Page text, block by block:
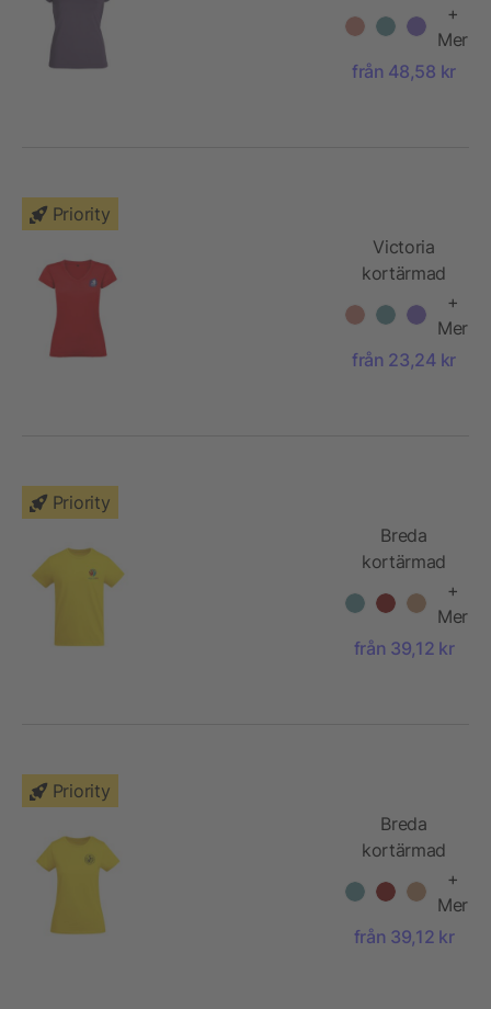
dam
+
Mer
från 48,58 kr
Priority
Victoria
kortärmad
v-ringad T-
shirt för dam
+
Mer
från 23,24 kr
Priority
Breda
kortärmad
herr
+
Mer
från 39,12 kr
Priority
Breda
kortärmad
dam
+
Mer
från 39,12 kr